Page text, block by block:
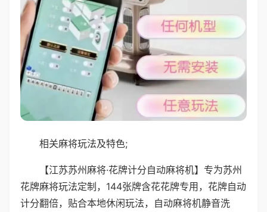
相关麻将玩法及特色;
【江苏苏州麻将·花牌计分自动麻将机】专为苏州
花牌麻将玩法定制，144张牌含花花牌专用，花牌自动
计分翻倍，贴合本地休闲玩法，自动麻将机静音洗